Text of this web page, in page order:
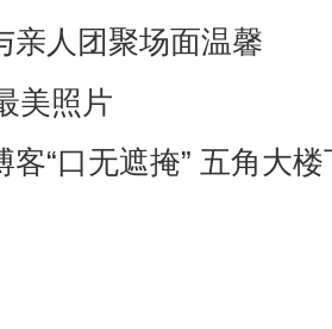
亲人团聚场面温馨
美照片
“口无遮掩” 五角大楼